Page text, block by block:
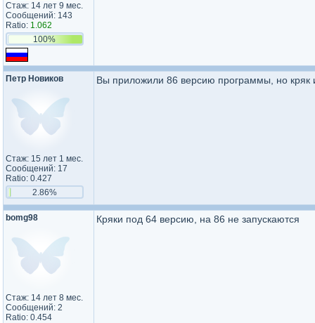
Стаж: 14 лет 9 мес.
Сообщений: 143
Ratio: 1.062
100%
Петр Новиков
Стаж: 15 лет 1 мес.
Сообщений: 17
Ratio: 0.427
2.86%
Вы приложили 86 версию программы, но кряк
bomg98
Стаж: 14 лет 8 мес.
Сообщений: 2
Ratio: 0.454
Кряки под 64 версию, на 86 не запускаются